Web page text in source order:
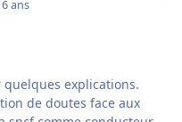
ans
explications.
de doutes face aux